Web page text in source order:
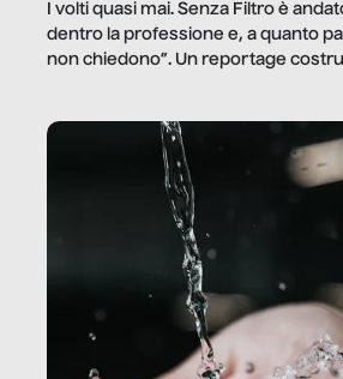
I volti quasi mai. Senza Filtro è
dentro la professione e, a quanto
non chiedono”. Un reportage